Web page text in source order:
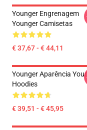
Younger Engrenagem
Younger Camisetas
€ 37,67 - € 44,11
Younger Aparência
Hoodies
€ 39,51 - € 45,95